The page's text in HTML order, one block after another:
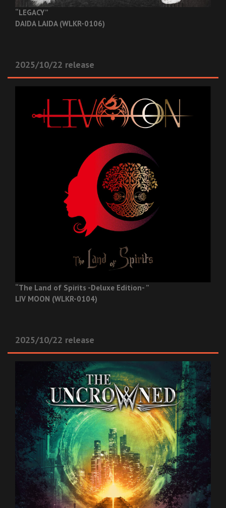
“LEGACY”
DAIDA LAIDA (WLKR-0106)
2025/10/22 release
“The Land of Spirits -Deluxe Edition- ”
LIV MOON (WLKR-0104)
2025/10/22 release